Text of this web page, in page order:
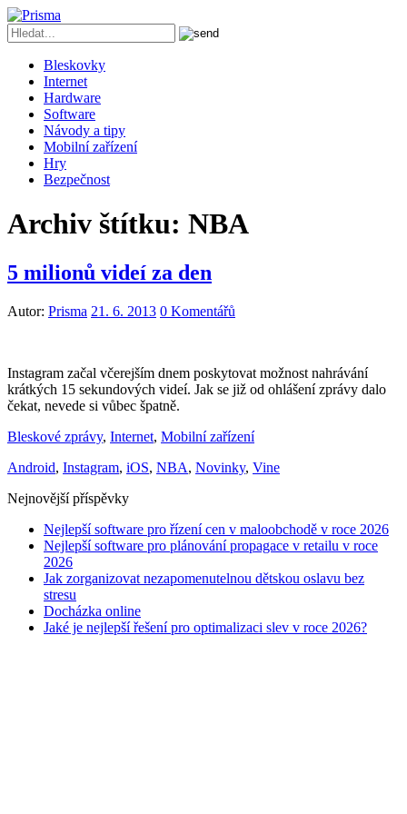
Bleskovky
Internet
Hardware
Software
Návody a tipy
Mobilní zařízení
Hry
Bezpečnost
Archiv štítku: NBA
5 milionů videí za den
Autor: Prisma 21. 6. 2013 0 Komentářů
Instagram začal včerejším dnem poskytovat možnost nahrávání
krátkých 15 sekundových videí. Jak se již od ohlášení zprávy dalo
čekat, nevede si vůbec špatně.
Bleskové zprávy, Internet, Mobilní zařízení
Android, Instagram, iOS, NBA, Novinky, Vine
Nejnovější příspěvky
Nejlepší software pro řízení cen v maloobchodě v roce 2026
Nejlepší software pro plánování propagace v retailu v roce
2026
Jak zorganizovat nezapomenutelnou dětskou oslavu bez
stresu
Docházka online
Jaké je nejlepší řešení pro optimalizaci slev v roce 2026?